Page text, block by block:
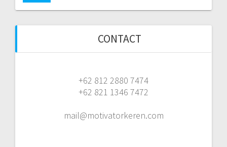
CONTACT
+62 812 2880 7474
+62 821 1346 7472
mail@motivatorkeren.com